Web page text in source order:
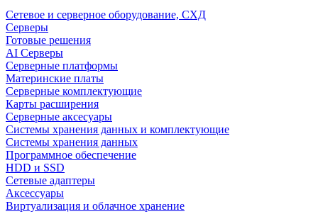
Сетевое и серверное оборудование, СХД
Cерверы
Готовые решения
AI Серверы
Серверные платформы
Материнские платы
Серверные комплектующие
Карты расширения
Серверные аксесуары
Системы хранения данных и комплектующие
Системы хранения данных
Программное обеспечение
HDD и SSD
Сетевые адаптеры
Аксессуары
Виртуализация и облачное хранение